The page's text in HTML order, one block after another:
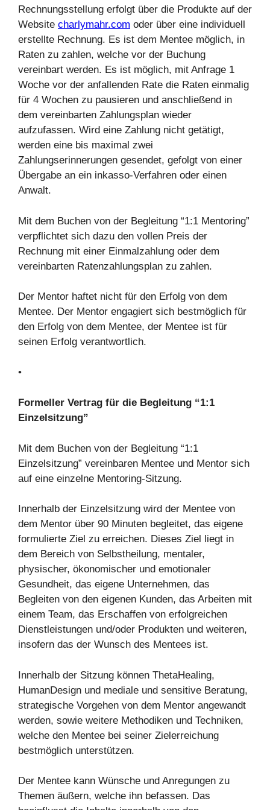
Rechnungsstellung erfolgt über die Produkte auf der
Website charlymahr.com oder über eine individuell
erstellte Rechnung. Es ist dem Mentee möglich, in
Raten zu zahlen, welche vor der Buchung
vereinbart werden. Es ist möglich, mit Anfrage 1
Woche vor der anfallenden Rate die Raten einmalig
für 4 Wochen zu pausieren und anschließend in
dem vereinbarten Zahlungsplan wieder
aufzufassen. Wird eine Zahlung nicht getätigt,
werden eine bis maximal zwei
Zahlungserinnerungen gesendet, gefolgt von einer
Übergabe an ein inkasso-Verfahren oder einen
Anwalt.
Mit dem Buchen von der Begleitung “1:1 Mentoring”
verpflichtet sich dazu den vollen Preis der
Rechnung mit einer Einmalzahlung oder dem
vereinbarten Ratenzahlungsplan zu zahlen.
Der Mentor haftet nicht für den Erfolg von dem
Mentee. Der Mentor engagiert sich bestmöglich für
den Erfolg von dem Mentee, der Mentee ist für
seinen Erfolg verantwortlich.
•
Formeller Vertrag für die Begleitung “1:1
Einzelsitzung”
Mit dem Buchen von der Begleitung “1:1
Einzelsitzung” vereinbaren Mentee und Mentor sich
auf eine einzelne Mentoring-Sitzung.
Innerhalb der Einzelsitzung wird der Mentee von
dem Mentor über 90 Minuten begleitet, das eigene
formulierte Ziel zu erreichen. Dieses Ziel liegt in
dem Bereich von Selbstheilung, mentaler,
physischer, ökonomischer und emotionaler
Gesundheit, das eigene Unternehmen, das
Begleiten von den eigenen Kunden, das Arbeiten mit
einem Team, das Erschaffen von erfolgreichen
Dienstleistungen und/oder Produkten und weiteren,
insofern das der Wunsch des Mentees ist.
Innerhalb der Sitzung können ThetaHealing,
HumanDesign und mediale und sensitive Beratung,
strategische Vorgehen von dem Mentor angewandt
werden, sowie weitere Methodiken und Techniken,
welche den Mentee bei seiner Zielerreichung
bestmöglich unterstützen.
Der Mentee kann Wünsche und Anregungen zu
Themen äußern, welche ihn befassen. Das